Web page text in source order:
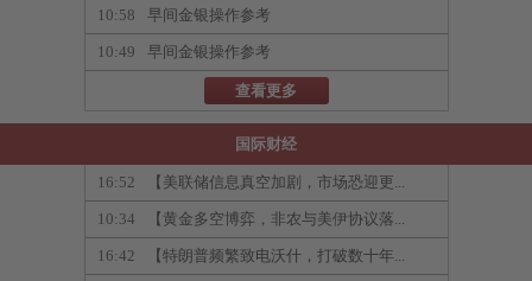
10:58 早间金银操作参考
10:49 早间金银操作参考
查看更多
国际财经
16:52 【美联储信息真空加剧，市场恐迎更...
10:34 【黄金多空博弈，非农与美伊协议落...
16:42 【特朗普频繁致电沃什，打破数十年...